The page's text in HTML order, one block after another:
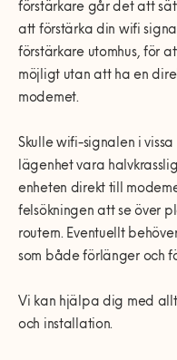
förstärkare går det att
att förstärka din wifi
förstärkare utomhus, för
möjligt utan att ha en
modemet.
Skulle wifi-signalen i
lägenhet vara
enheten direkt till
felsökningen att se över
routern. Eventuellt
som både förlänger och
Vi kan hjälpa dig med
och installation.